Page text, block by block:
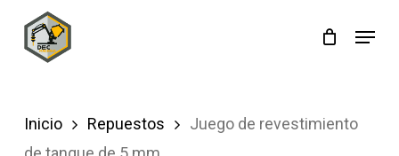
Menu
Inicio Repuestos
Juego de revestimiento